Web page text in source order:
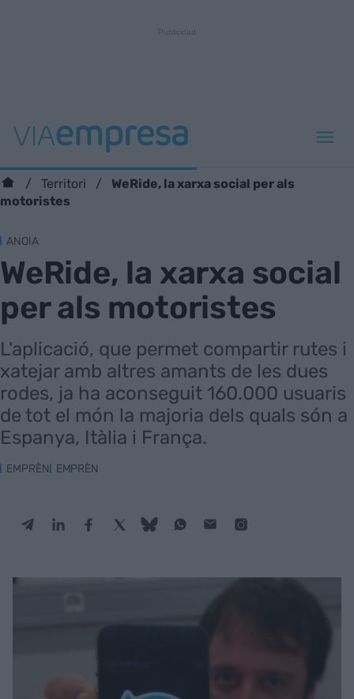
Territori
WeRide, la xarxa social per als
motoristes
ANOIA
WeRide, la xarxa social
per als motoristes
L'aplicació, que permet compartir rutes i
xatejar amb altres amants de les dues
rodes, ja ha aconseguit 160.000 usuaris
de tot el món la majoria dels quals són a
Espanya, Itàlia i França.
EMPRÈN EMPRÈN